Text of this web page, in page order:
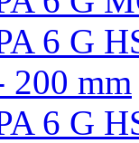
6 G
200 mm
6 G